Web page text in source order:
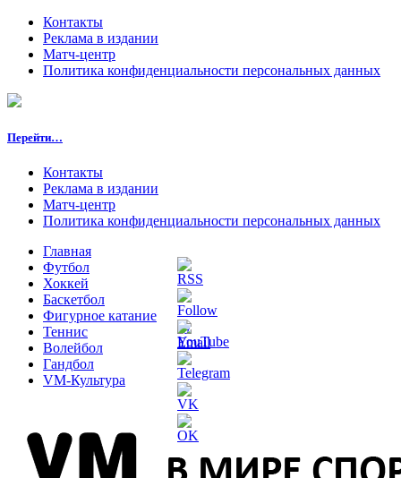
Контакты
Реклама в издании
Матч-центр
Политика конфиденциальности персональных данных
Перейти…
Контакты
Реклама в издании
Матч-центр
Политика конфиденциальности персональных данных
Главная
Футбол
Хоккей
Баскетбол
Фигурное катание
Теннис
Волейбол
Гандбол
VM-Культура